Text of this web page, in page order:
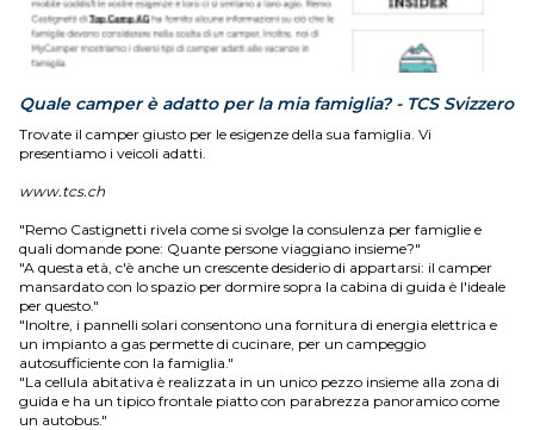
Quale camper è adatto per la mia famiglia? - TCS Svizzero
Trovate il camper giusto per le esigenze della sua famiglia. Vi
presentiamo i veicoli adatti.
www.tcs.ch
"Remo Castignetti rivela come si svolge la consulenza per famiglie e
quali domande pone: Quante persone viaggiano insieme?"
"A questa età, c'è anche un crescente desiderio di appartarsi: il camper
mansardato con lo spazio per dormire sopra la cabina di guida è l'ideale
per questo."
"Inoltre, i pannelli solari consentono una fornitura di energia elettrica e
un impianto a gas permette di cucinare, per un campeggio
autosufficiente con la famiglia."
"La cellula abitativa è realizzata in un unico pezzo insieme alla zona di
guida e ha un tipico frontale piatto con parabrezza panoramico come
un autobus."